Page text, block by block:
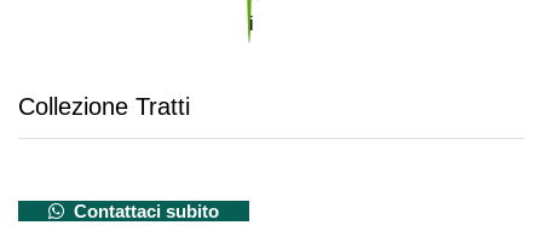
Collezione Tratti
Contattaci subito